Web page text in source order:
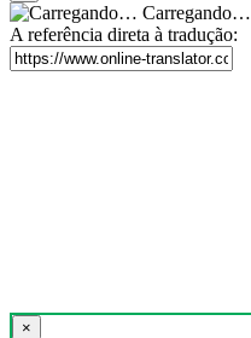
Carregando…
A referência direta à tradução:
×